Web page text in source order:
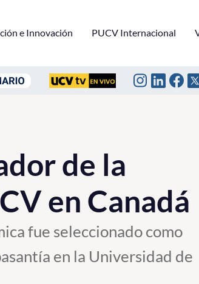
e Innovación PUCV Internacional
de la
en Canadá
fue seleccionado como
en la Universidad de